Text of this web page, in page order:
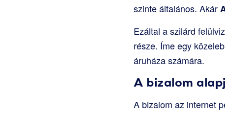
szinte általános. Akár
Ezáltal a szilárd
része. Íme egy
áruháza számára.
A bizalom
A bizalom az internet